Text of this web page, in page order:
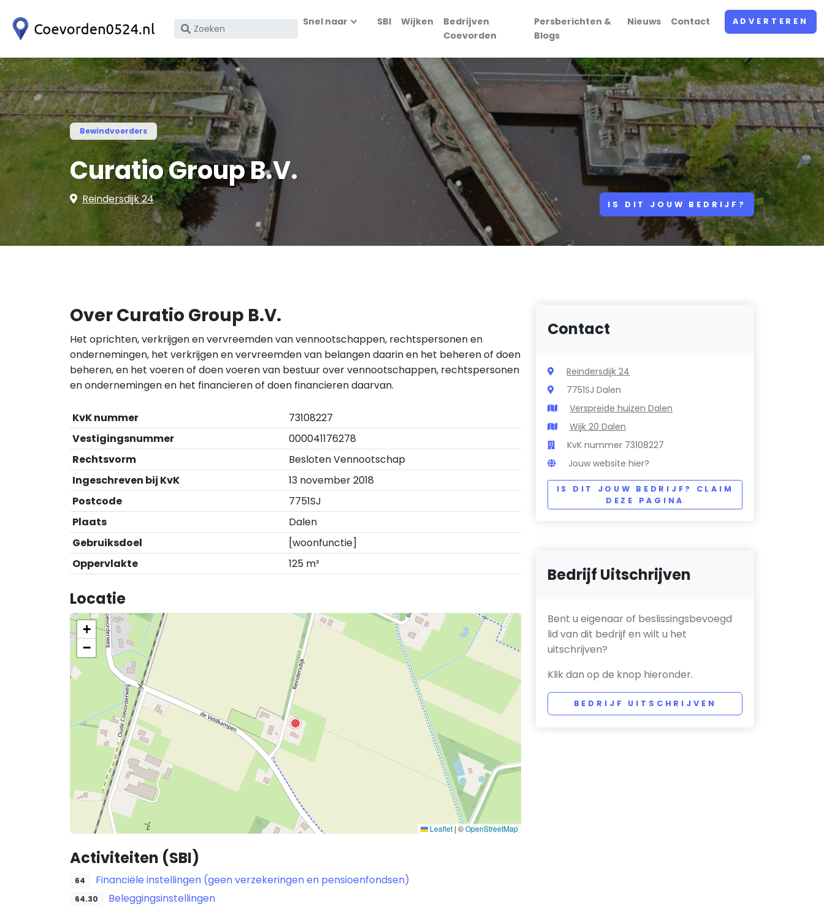
Zoek
bedrijfsnaam
of
KvK
nummer
Snel naar SBI Wijken
Bedrijven
Coevorden
Persberichten &
Blogs
Nieuws Contact ADVERTEREN
Bewindvoerders
Curatio Group B.V.
Reindersdijk 24 IS DIT JOUW BEDRIJF?
Over Curatio Group B.V.
Het oprichten, verkrijgen en vervreemden van vennootschappen, rechtspersonen en
ondernemingen, het verkrijgen en vervreemden van belangen daarin en het beheren of doen
beheren, en het voeren of doen voeren van bestuur over vennootschappen, rechtspersonen
en ondernemingen en het financieren of doen financieren daarvan.
KvK nummer
73108227
Vestigingsnummer
000041176278
Rechtsvorm
Besloten Vennootschap
Ingeschreven bij KvK
13 november 2018
Postcode
7751SJ
Plaats
Dalen
Gebruiksdoel
[woonfunctie]
Oppervlakte
125 m²
Locatie
+
−
Leaflet | ©OpenStreetMap
Activiteiten (SBI)
64 Financiële instellingen (geen verzekeringen en pensioenfondsen)
64.30 Beleggingsinstellingen
Contact
Reindersdijk 24
7751SJ Dalen
Verspreide huizen Dalen
Wijk 20 Dalen
KvK nummer 73108227
Jouw website hier?
IS DIT JOUW BEDRIJF? CLAIM
DEZE PAGINA
Bedrijf Uitschrijven
Bent u eigenaar of beslissingsbevoegd
lid van dit bedrijf en wilt u het
uitschrijven?
Klik dan op de knop hieronder.
BEDRIJF UITSCHRIJVEN